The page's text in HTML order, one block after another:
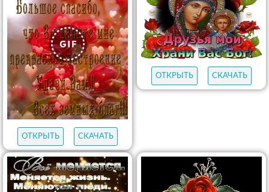
ОТКРЫТЬ СКАЧАТЬ
ОТКРЫТЬ СКАЧАТЬ